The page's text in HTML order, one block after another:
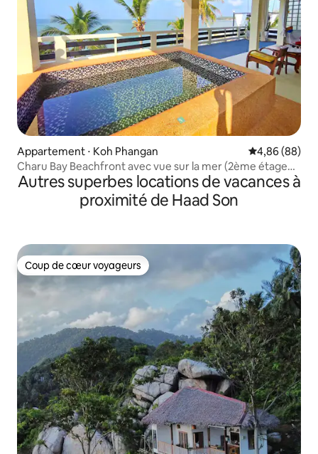
Appartement ⋅ Koh Phangan Évaluation
4,86 (88)
Charu Bay Beachfront avec vue sur la mer (2ème étage
entier)
Autres superbes locations de vacances à
proximité de Haad Son
Coup de cœur voyageurs
Coup de cœur voyageurs